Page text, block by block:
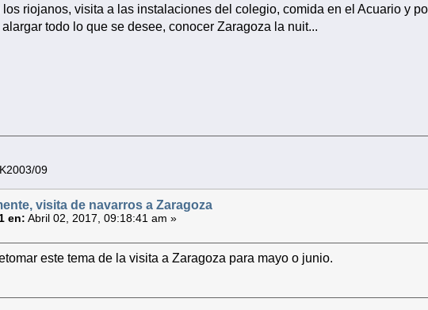
riojanos, visita a las instalaciones del colegio, comida en el Acuario y
todo lo que se desee, conocer Zaragoza la nuit...
09
visita de navarros a Zaragoza
en: Abril 02, 2017, 09:18:41 am »
este tema de la visita a Zaragoza para mayo o junio.